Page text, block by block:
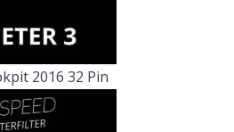
2016 32 Pin